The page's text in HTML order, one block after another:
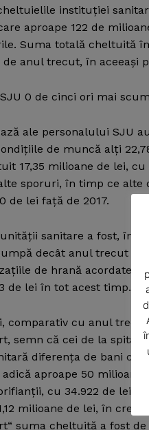
News
instituţiei
aproape 122 de
Suma totală cheltuită
anul trecut, în aceeaşi
0 de cinci ori mai
ale personalului SJU
de muncă alţi
17,35 milioane de lei,
sporuri, în timp ce
de lei faţă de 2017.
sanitare a fost, în
decât anul trecut cu
de hrană acordate
de lei în tot acest timp.
comparativ cu anul
semn că cei de la
diferenţa de bani
aproape 50 milioane
cu 34.922 de lei
milioane de lei, în
suma cheltuită a fost